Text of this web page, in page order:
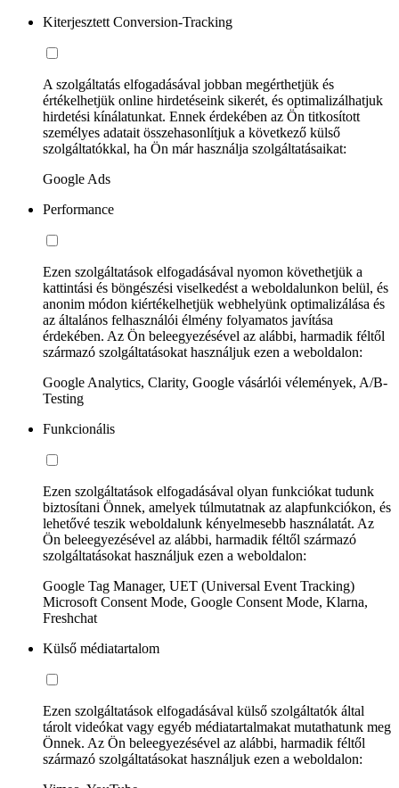
Kiterjesztett Conversion-Tracking
A szolgáltatás elfogadásával jobban megérthetjük és
értékelhetjük online hirdetéseink sikerét, és optimalizálhatjuk
hirdetési kínálatunkat. Ennek érdekében az Ön titkosított
személyes adatait összehasonlítjuk a következő külső
szolgáltatókkal, ha Ön már használja szolgáltatásaikat:
Google Ads
Performance
Ezen szolgáltatások elfogadásával nyomon követhetjük a
kattintási és böngészési viselkedést a weboldalunkon belül, és
anonim módon kiértékelhetjük webhelyünk optimalizálása és
az általános felhasználói élmény folyamatos javítása
érdekében. Az Ön beleegyezésével az alábbi, harmadik féltől
származó szolgáltatásokat használjuk ezen a weboldalon:
Google Analytics, Clarity, Google vásárlói vélemények, A/B-
Testing
Funkcionális
Ezen szolgáltatások elfogadásával olyan funkciókat tudunk
biztosítani Önnek, amelyek túlmutatnak az alapfunkciókon, és
lehetővé teszik weboldalunk kényelmesebb használatát. Az
Ön beleegyezésével az alábbi, harmadik féltől származó
szolgáltatásokat használjuk ezen a weboldalon:
Google Tag Manager, UET (Universal Event Tracking)
Microsoft Consent Mode, Google Consent Mode, Klarna,
Freshchat
Külső médiatartalom
Ezen szolgáltatások elfogadásával külső szolgáltatók által
tárolt videókat vagy egyéb médiatartalmakat mutathatunk meg
Önnek. Az Ön beleegyezésével az alábbi, harmadik féltől
származó szolgáltatásokat használjuk ezen a weboldalon: